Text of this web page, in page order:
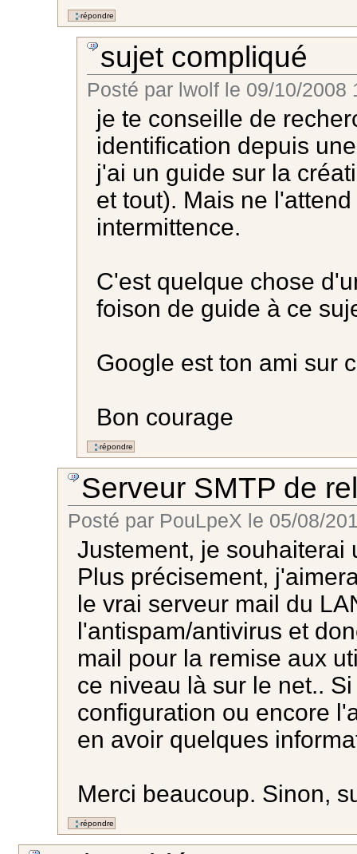
sujet compliqué
Posté par lwolf le 09/10/2008
je te conseille de
identification depuis
j'ai un guide sur la
et tout). Mais ne
intermittence.
C'est quelque chose
foison de guide à ce
Google est ton ami sur
Bon courage
Serveur SMTP de
Posté par PouLpeX le 05/08/
Justement, je souhaiterai
Plus précisement,
le vrai serveur mail du
l'antispam/antivirus et
mail pour la remise aux
ce niveau là sur le net..
configuration ou encore
en avoir quelques
Merci beaucoup. Sinon,